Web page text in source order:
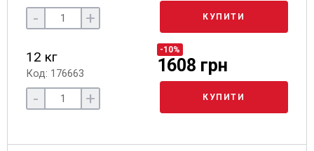
- + КУПИТИ
12 кг
Код: 176663
-10%
1608 грн
- + КУПИТИ